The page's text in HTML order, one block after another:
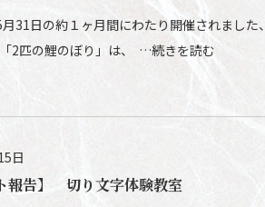
31日の約１ヶ月間にわたり開催されまし
2匹の鯉のぼり」は、 …続きを読む
日
報告】 切り文字体験教室